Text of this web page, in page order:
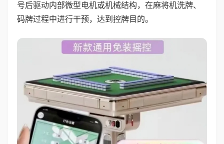
号后驱动内部微型电机或机械结构，在麻将机洗牌、
码牌过程中进行干预，达到控牌目的。